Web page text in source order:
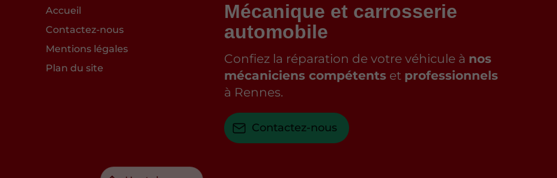
Accueil
Contactez-nous
Mentions légales
Plan du site
Mécanique et carrosserie
automobile
Confiez la réparation de votre véhicule à nos
mécaniciens compétents et professionnels
à Rennes.
Contactez-nous